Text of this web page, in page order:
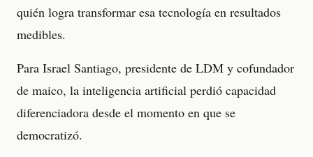
quién logra transformar esa tecnología en resultados
medibles.
Para Israel Santiago, presidente de LDM y cofundador
de maico, la inteligencia artificial perdió capacidad
diferenciadora desde el momento en que se
democratizó.